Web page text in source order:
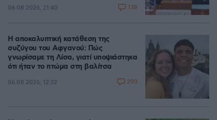
06.08.2026, 21:40 138
Η αποκαλυπτική κατάθεση της
συζύγου του Αφγανού: Πώς
γνωρίσαμε τη Λίσα, γιατί υποψιάστηκα
ότι ήταν το πτώμα στη βαλίτσα
06.08.2026, 12:32 290